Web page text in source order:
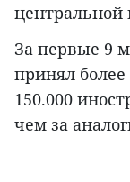
центральной
За первые 9
принял
150.000
чем за